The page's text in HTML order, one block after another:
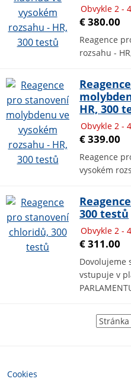
Obvykle 2 -
€ 380.00
Reagence
rozsahu -
HR, 300
Obvykle 2 -
€ 339.00
Reagence
vysokém
300 testů
Obvykle 2 -
€ 311.00
Dovolujeme
vstupuje v
Cookies